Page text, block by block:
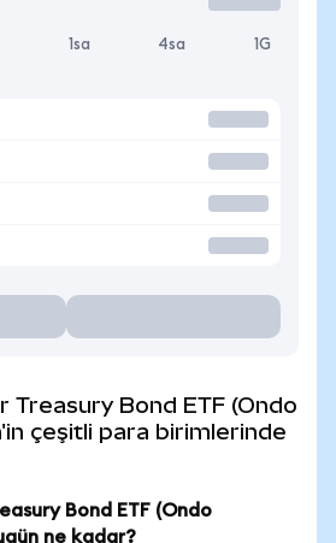
1sa 4sa 1G
Treasury Bond ETF (Ondo
çeşitli para birimlerinde
Bond ETF (Ondo
ne kadar?